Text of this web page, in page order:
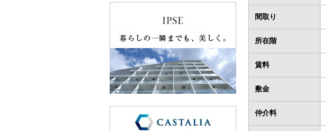
間取り
所在階
賃料
敷金
仲介料